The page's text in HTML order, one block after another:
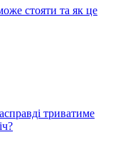
стояти та як це
триватиме